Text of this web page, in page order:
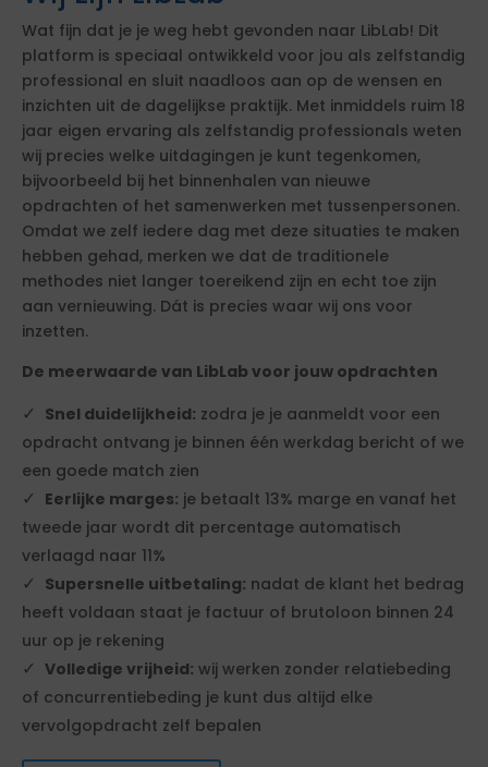
Wat fijn dat je je weg hebt gevonden naar LibLab! Dit
platform is speciaal ontwikkeld voor jou als zelfstandig
professional en sluit naadloos aan op de wensen en
inzichten uit de dagelijkse praktijk. Met inmiddels ruim 18
jaar eigen ervaring als zelfstandig professionals weten
wij precies welke uitdagingen je kunt tegenkomen,
bijvoorbeeld bij het binnenhalen van nieuwe
opdrachten of het samenwerken met tussenpersonen.
Omdat we zelf iedere dag met deze situaties te maken
hebben gehad, merken we dat de traditionele
methodes niet langer toereikend zijn en echt toe zijn
aan vernieuwing. Dát is precies waar wij ons voor
inzetten.
De meerwaarde van LibLab voor jouw opdrachten
Snel duidelijkheid: zodra je je aanmeldt voor een
opdracht ontvang je binnen één werkdag bericht of we
een goede match zien
Eerlijke marges: je betaalt 13% marge en vanaf het
tweede jaar wordt dit percentage automatisch
verlaagd naar 11%
Supersnelle uitbetaling: nadat de klant het bedrag
heeft voldaan staat je factuur of brutoloon binnen 24
uur op je rekening
Volledige vrijheid: wij werken zonder relatiebeding
of concurrentiebeding je kunt dus altijd elke
vervolgopdracht zelf bepalen